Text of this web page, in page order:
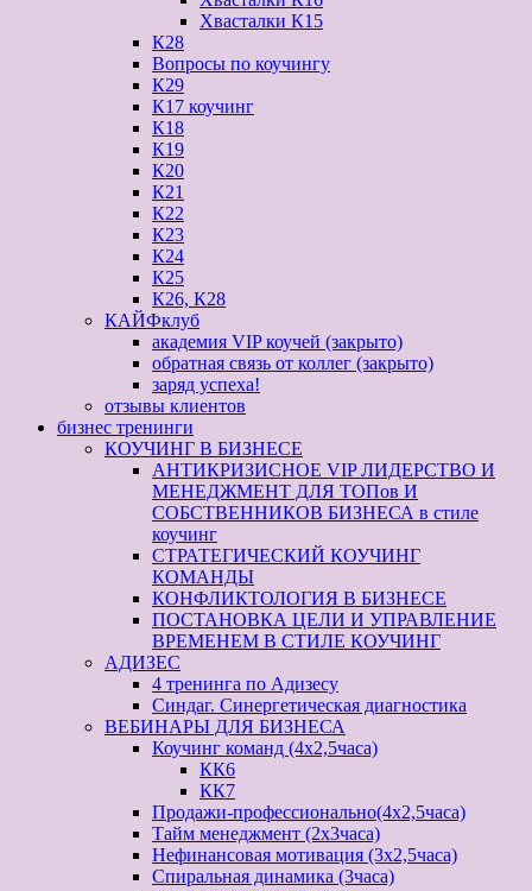
Хвасталки К15
К28
Вопросы по коучингу
К29
К17 коучинг
К18
К19
К20
К21
К22
К23
К24
К25
К26, К28
КАЙФклуб
академия VIP коучей (закрыто)
обратная связь от коллег (закрыто)
заряд успеха!
отзывы клиентов
бизнес тренинги
КОУЧИНГ В БИЗНЕСЕ
АНТИКРИЗИСНОЕ VIP ЛИДЕРСТВО И
МЕНЕДЖМЕНТ ДЛЯ ТОПов И
СОБСТВЕННИКОВ БИЗНЕСА в стиле
коучинг
СТРАТЕГИЧЕСКИЙ КОУЧИНГ
КОМАНДЫ
КОНФЛИКТОЛОГИЯ В БИЗНЕСЕ
ПОСТАНОВКА ЦЕЛИ И УПРАВЛЕНИЕ
ВРЕМЕНЕМ В СТИЛЕ КОУЧИНГ
АДИЗЕС
4 тренинга по Адизесу
Синдаг. Синергетическая диагностика
ВЕБИНАРЫ ДЛЯ БИЗНЕСА
Коучинг команд (4х2,5часа)
КК6
КК7
Продажи-профессионально(4х2,5часа)
Тайм менеджмент (2х3часа)
Нефинансовая мотивация (3х2,5часа)
Спиральная динамика (3часа)